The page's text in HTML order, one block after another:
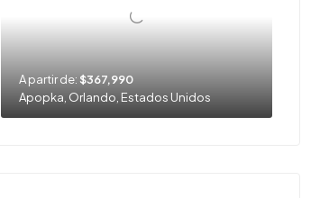
A partir de: $367,990
Apopka, Orlando, Estados Unidos